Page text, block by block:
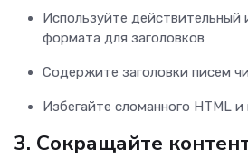
Используйте действительный
формата для заголовков
Содержите заголовки писем
Избегайте сломанного HTML
3. Сокращайте